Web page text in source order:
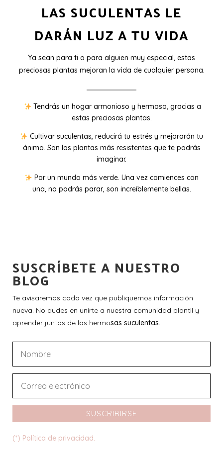
LAS SUCULENTAS LE
DARÁN LUZ A TU VIDA
Ya sean para ti o para alguien muy especial, estas
preciosas plantas mejoran la vida de cualquier persona.
Tendrás un hogar armonioso y hermoso, gracias a
estas preciosas plantas.
Cultivar suculentas, reducirá tu estrés y mejorarán tu
ánimo. Son las plantas más resistentes que te podrás
imaginar.
Por un mundo más verde. Una vez comiences con
una, no podrás parar, son increíblemente bellas.
SUSCRÍBETE A NUESTRO
BLOG
Te avisaremos cada vez que publiquemos información
nueva. No dudes en unirte a nuestra comunidad plantil y
aprender juntos de las hermosas suculentas.
SUSCRIBIRSE
(*) Política de privacidad.